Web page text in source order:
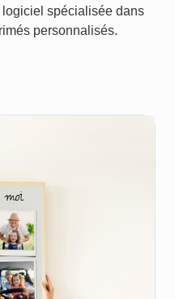
spécialisée dans
personnalisés.